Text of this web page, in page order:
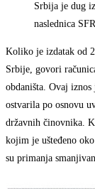
Srbija je dug
naslednica
Koliko je izdatak od
Srbije, govori
obdaništa. Ovaj
ostvarila po osnovu
državnih činovnika.
kojim je ušteđeno
su primanja